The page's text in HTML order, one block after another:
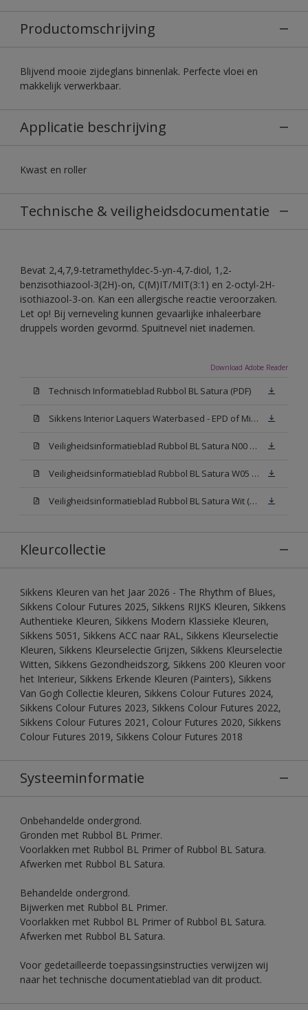
Productomschrijving
Blijvend mooie zijdeglans binnenlak. Perfecte vloei en
makkelijk verwerkbaar.
Applicatie beschrijving
Kwast en roller
Technische & veiligheidsdocumentatie
Bevat 2,4,7,9-tetramethyldec-5-yn-4,7-diol, 1,2-
benzisothiazool-3(2H)-on, C(M)IT/MIT(3:1) en 2-octyl-2H-
isothiazool-3-on. Kan een allergische reactie veroorzaken.
Let op! Bij verneveling kunnen gevaarlijke inhaleerbare
druppels worden gevormd. Spuitnevel niet inademen.
Download Adobe Reader
Technisch Informatieblad Rubbol BL Satura (PDF)
Sikkens Interior Laquers Waterbased - EPD of Milieuproductverklaring
Veiligheidsinformatieblad Rubbol BL Satura N00 (MSDS)
Veiligheidsinformatieblad Rubbol BL Satura W05 (MSDS)
Veiligheidsinformatieblad Rubbol BL Satura Wit (MSDS)
Kleurcollectie
Sikkens Kleuren van het Jaar 2026 - The Rhythm of Blues,
Sikkens Colour Futures 2025, Sikkens RIJKS Kleuren, Sikkens
Authentieke Kleuren, Sikkens Modern Klassieke Kleuren,
Sikkens 5051, Sikkens ACC naar RAL, Sikkens Kleurselectie
Kleuren, Sikkens Kleurselectie Grijzen, Sikkens Kleurselectie
Witten, Sikkens Gezondheidszorg, Sikkens 200 Kleuren voor
het Interieur, Sikkens Erkende Kleuren (Painters), Sikkens
Van Gogh Collectie kleuren, Sikkens Colour Futures 2024,
Sikkens Colour Futures 2023, Sikkens Colour Futures 2022,
Sikkens Colour Futures 2021, Colour Futures 2020, Sikkens
Colour Futures 2019, Sikkens Colour Futures 2018
Systeeminformatie
Onbehandelde ondergrond.
Gronden met Rubbol BL Primer.
Voorlakken met Rubbol BL Primer of Rubbol BL Satura.
Afwerken met Rubbol BL Satura.
Behandelde ondergrond.
Bijwerken met Rubbol BL Primer.
Voorlakken met Rubbol BL Primer of Rubbol BL Satura.
Afwerken met Rubbol BL Satura.
Voor gedetailleerde toepassingsinstructies verwijzen wij
naar het technische documentatieblad van dit product.